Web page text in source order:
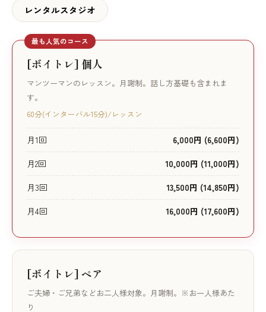
レンタルスタジオ
最も人気のコース
[ボイトレ] 個人
マンツーマンのレッスン。月謝制。話し方基礎も含まれま
す。
60分(インターバル15分)/レッスン
月1回
6,000円 (6,600円)
月2回
10,000円 (11,000円)
月3回
13,500円 (14,850円)
月4回
16,000円 (17,600円)
[ボイトレ] ペア
ご夫婦・ご兄弟などお二人様対象。月謝制。※お一人様あた
り